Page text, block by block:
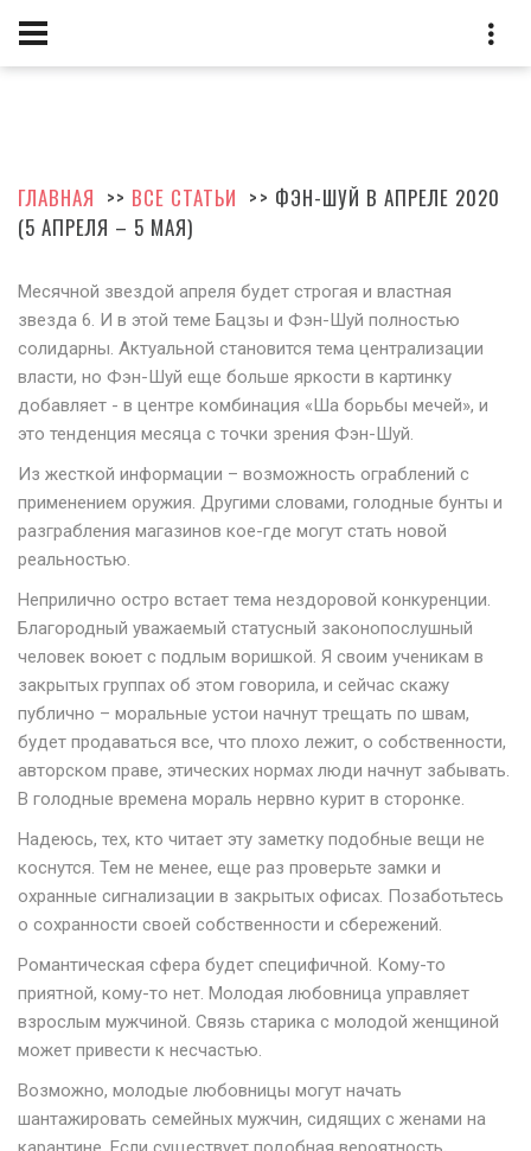
ГЛАВНАЯ >> ВСЕ СТАТЬИ >> ФЭН-ШУЙ В АПРЕЛЕ 2020
(5 АПРЕЛЯ – 5 МАЯ)
Месячной звездой апреля будет строгая и властная
звезда 6. И в этой теме Бацзы и Фэн-Шуй полностью
солидарны. Актуальной становится тема централизации
власти, но Фэн-Шуй еще больше яркости в картинку
добавляет - в центре комбинация «Ша борьбы мечей», и
это тенденция месяца с точки зрения Фэн-Шуй.
Из жесткой информации – возможность ограблений с
применением оружия. Другими словами, голодные бунты и
разграбления магазинов кое-где могут стать новой
реальностью.
Неприлично остро встает тема нездоровой конкуренции.
Благородный уважаемый статусный законопослушный
человек воюет с подлым воришкой. Я своим ученикам в
закрытых группах об этом говорила, и сейчас скажу
публично – моральные устои начнут трещать по швам,
будет продаваться все, что плохо лежит, о собственности,
авторском праве, этических нормах люди начнут забывать.
В голодные времена мораль нервно курит в сторонке.
Надеюсь, тех, кто читает эту заметку подобные вещи не
коснутся. Тем не менее, еще раз проверьте замки и
охранные сигнализации в закрытых офисах. Позаботьтесь
о сохранности своей собственности и сбережений.
Романтическая сфера будет специфичной. Кому-то
приятной, кому-то нет. Молодая любовница управляет
взрослым мужчиной. Связь старика с молодой женщиной
может привести к несчастью.
Возможно, молодые любовницы могут начать
шантажировать семейных мужчин, сидящих с женами на